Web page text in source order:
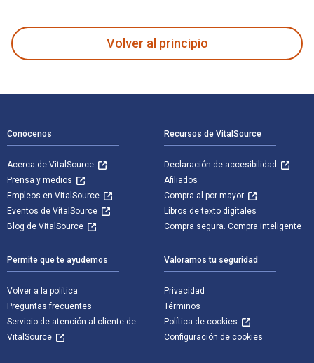
Volver al principio
Conócenos
Acerca de VitalSource
Prensa y medios
Empleos en VitalSource
Eventos de VitalSource
Blog de VitalSource
Recursos de VitalSource
Declaración de accesibilidad
Afiliados
Compra al por mayor
Libros de texto digitales
Compra segura. Compra inteligente
Permite que te ayudemos
Volver a la política
Preguntas frecuentes
Servicio de atención al cliente de
VitalSource
Valoramos tu seguridad
Privacidad
Términos
Política de cookies
Configuración de cookies